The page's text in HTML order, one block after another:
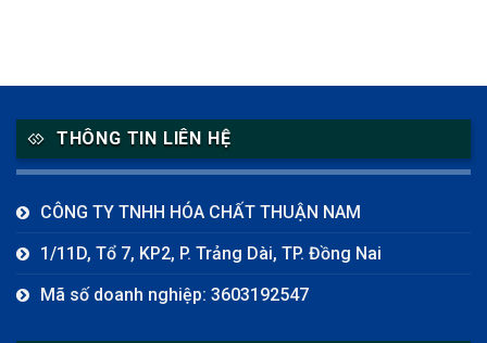
THÔNG TIN LIÊN HỆ
CÔNG TY TNHH HÓA CHẤT THUẬN NAM
1/11D, Tổ 7, KP2, P. Trảng Dài, TP. Đồng Nai
Mã số doanh nghiệp: 3603192547